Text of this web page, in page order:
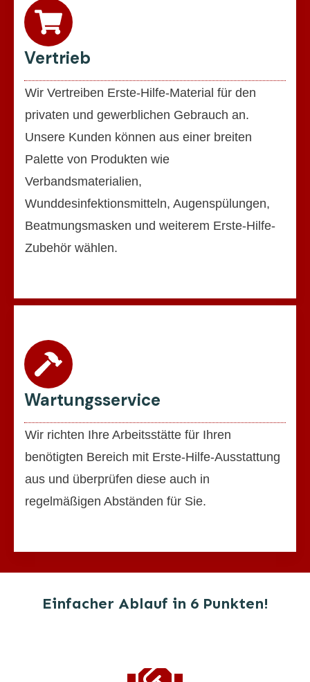
Vertrieb
Wir Vertreiben Erste-Hilfe-Material für den
privaten und gewerblichen Gebrauch an.
Unsere Kunden können aus einer breiten
Palette von Produkten wie
Verbandsmaterialien,
Wunddesinfektionsmitteln, Augenspülungen,
Beatmungsmasken und weiterem Erste-Hilfe-
Zubehör wählen.
Wartungsservice
Wir richten Ihre Arbeitsstätte für Ihren
benötigten Bereich mit Erste-Hilfe-Ausstattung
aus und überprüfen diese auch in
regelmäßigen Abständen für Sie.
Einfacher Ablauf in 6 Punkten!